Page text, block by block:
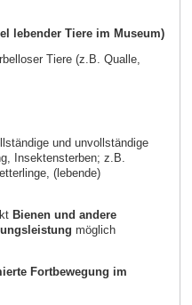
lebender Tiere im Museum)
Tiere (z.B. Qualle,
und unvollständige
Insektensterben; z.B.
(lebende)
Bienen und andere
möglich
Fortbewegung im